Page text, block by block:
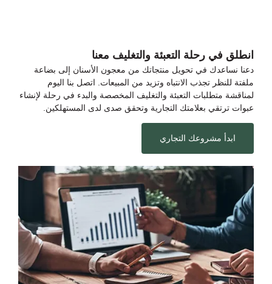
انطلق في رحلة التعبئة والتغليف معنا
دعنا نساعدك في تحويل منتجاتك من معجون الأسنان إلى بضاعة
ملفتة للنظر تجذب الانتباه وتزيد من المبيعات. اتصل بنا اليوم
لمناقشة متطلبات التعبئة والتغليف المخصصة والبدء في رحلة لإنشاء
عبوات ترتقي بعلامتك التجارية وتحقق صدى لدى المستهلكين.
ابدأ مشروعك التجاري